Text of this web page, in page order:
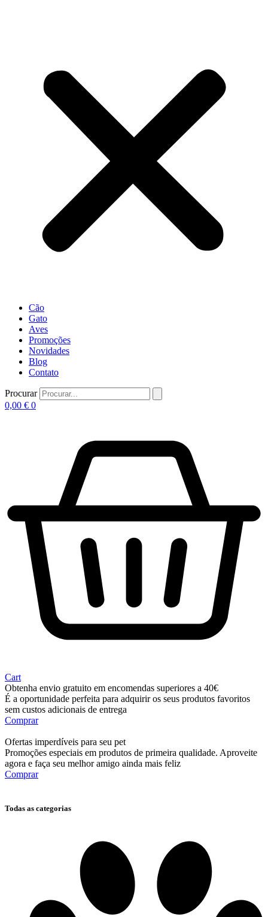
Cão
Gato
Aves
Promoções
Novidades
Blog
Contato
Procurar
0,00 € 0
Cart
Obtenha envio gratuito em encomendas superiores a 40€
É a oportunidade perfeita para adquirir os seus produtos favoritos
sem custos adicionais de entrega
Comprar
Ofertas imperdíveis para seu pet
Promoções especiais em produtos de primeira qualidade. Aproveite
agora e faça seu melhor amigo ainda mais feliz
Comprar
Todas as categorias